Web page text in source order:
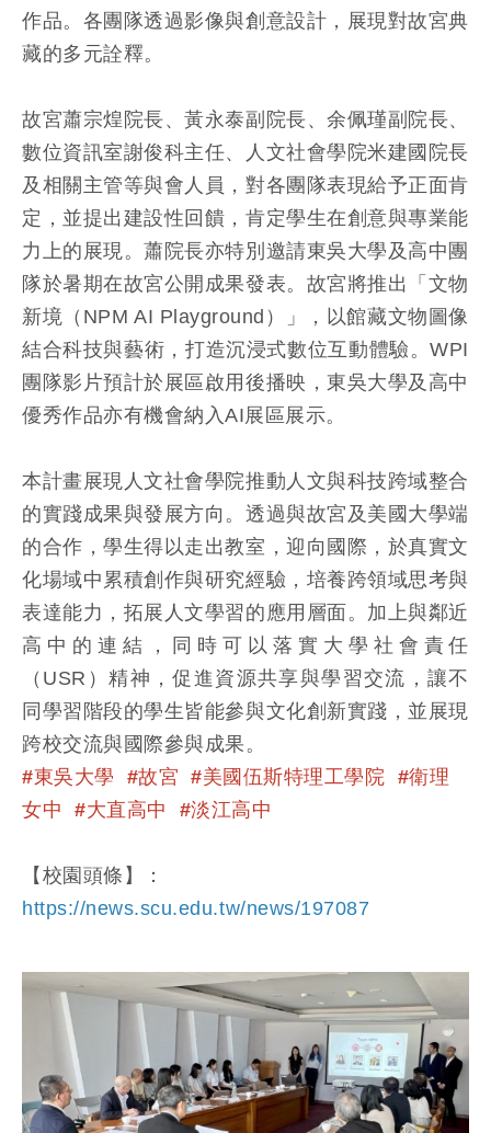
作品。各團隊透過影像與創意設計，展現對故宮典
藏的多元詮釋。
故宮蕭宗煌院長、黃永泰副院長、余佩瑾副院長、
數位資訊室謝俊科主任、人文社會學院米建國院長
及相關主管等與會人員，對各團隊表現給予正面肯
定，並提出建設性回饋，肯定學生在創意與專業能
力上的展現。蕭院長亦特別邀請東吳大學及高中團
隊於暑期在故宮公開成果發表。故宮將推出「文物
新境（NPM AI Playground）」，以館藏文物圖像
結合科技與藝術，打造沉浸式數位互動體驗。WPI
團隊影片預計於展區啟用後播映，東吳大學及高中
優秀作品亦有機會納入AI展區展示。
本計畫展現人文社會學院推動人文與科技跨域整合
的實踐成果與發展方向。透過與故宮及美國大學端
的合作，學生得以走出教室，迎向國際，於真實文
化場域中累積創作與研究經驗，培養跨領域思考與
表達能力，拓展人文學習的應用層面。加上與鄰近
高中的連結，同時可以落實大學社會責任
（USR）精神，促進資源共享與學習交流，讓不
同學習階段的學生皆能參與文化創新實踐，並展現
跨校交流與國際參與成果。
#東吳大學 #故宮 #美國伍斯特理工學院 #衛理
女中 #大直高中 #淡江高中
【校園頭條】：
https://news.scu.edu.tw/news/197087